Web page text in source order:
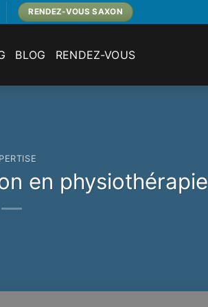
RENDEZ-VOUS SAXON
BLOG RENDEZ-VOUS
en physiothérapie